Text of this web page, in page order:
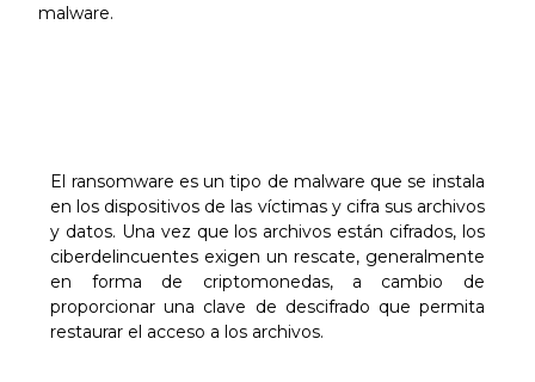
malware.
El ransomware es un tipo de malware que se instala
en los dispositivos de las víctimas y cifra sus archivos
y datos. Una vez que los archivos están cifrados, los
ciberdelincuentes exigen un rescate, generalmente
en forma de criptomonedas, a cambio de
proporcionar una clave de descifrado que permita
restaurar el acceso a los archivos.